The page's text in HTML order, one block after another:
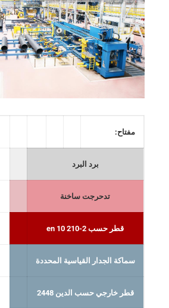
مفتاح:
برد البرد
تدحرجت ساخنة
قطر حسب en 10 210-2
سماكة الجدار القياسية المحددة
قطر خارجي حسب الدين 2448